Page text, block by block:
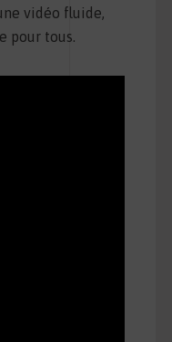
vidéo fluide,
pour tous.